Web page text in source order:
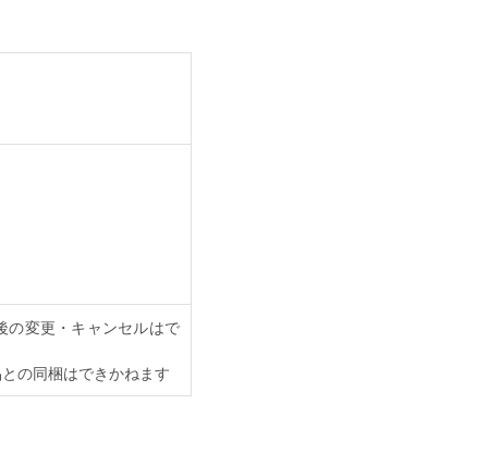
の変更・キャンセルはで
の同梱はできかねます